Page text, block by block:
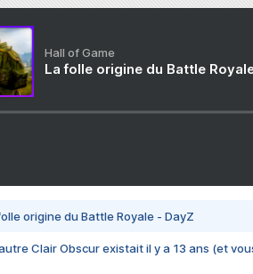
Hall of Game
La folle origine du Battle
origine du Battle Royale - DayZ
Clair Obscur existait il y a 13 ans (et